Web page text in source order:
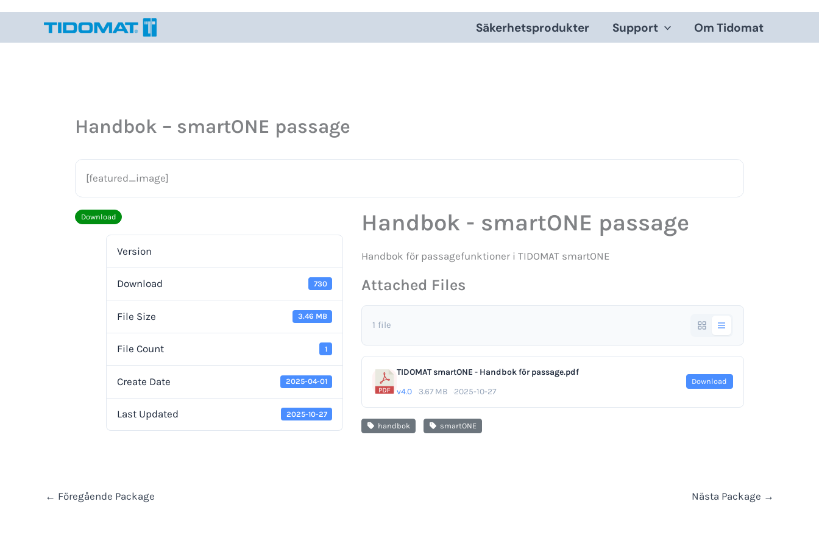
innehåll
Säkerhetsprodukter Support Om Tidomat
Handbok – smartONE passage
[featured_image]
Download
Version
Download 730
File Size 3.46 MB
File Count 1
Create Date 2025-04-01
Last Updated 2025-10-27
Handbok - smartONE passage
Handbok för passagefunktioner i TIDOMAT smartONE
Attached Files
1 file
TIDOMAT smartONE - Handbok för passage.pdf
v4.0 3.67 MB 2025-10-27
Download
handbok smartONE
← Föregående Package Nästa Package →